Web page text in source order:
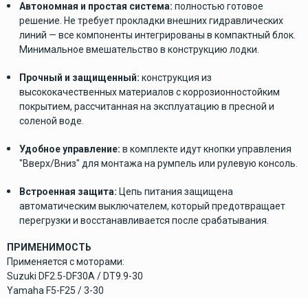
Автономная и простая система: полностью готовое
решение. Не требует прокладки внешних гидравлических
линий — все компоненты интегрированы в компактный блок.
Минимальное вмешательство в конструкцию лодки.
Прочный и защищенный: конструкция из
высококачественных материалов с коррозионностойким
покрытием, рассчитанная на эксплуатацию в пресной и
соленой воде.
Удобное управление: в комплекте идут кнопки управления
"Вверх/Вниз" для монтажа на румпель или рулевую консоль.
Встроенная защита: Цепь питания защищена
автоматическим выключателем, который предотвращает
перегрузки и восстанавливается после срабатывания.
ПРИМЕНИМОСТЬ
Применяется с моторами:
Suzuki DF2.5-DF30A / DT9.9-30
Yamaha F5-F25 / 3-30